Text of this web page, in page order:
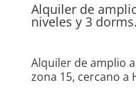
Alquiler de
niveles y 3
Alquiler de amplio
zona 15, cercano a